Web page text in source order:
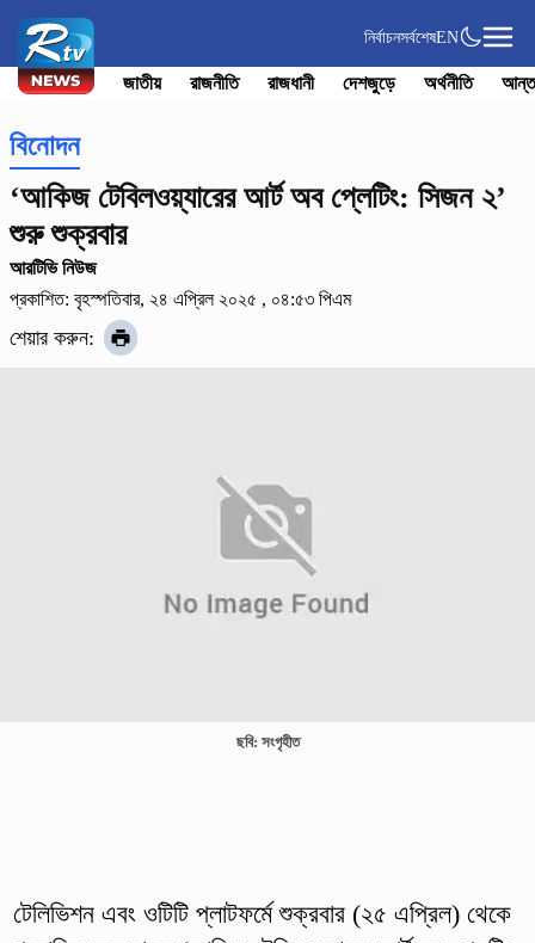
নির্বাচনসর্বশেষEN
জাতীয় রাজনীতি রাজধানী দেশজুড়ে অর্থনীতি
বিনোদন
‘আকিজ টেবিলওয়্যারের আর্ট অব প্লেটিং: সিজন ২’
শুরু শুক্রবার
আরটিভি নিউজ
প্রকাশিত: বৃহস্পতিবার, ২৪ এপ্রিল ২০২৫ , ০৪:৫৩ পিএম
শেয়ার করুন:
ছবি: সংগৃহীত
টেলিভিশন এবং ওটিটি প্লাটফর্মে শুক্রবার (২৫ এপ্রিল) থেকে